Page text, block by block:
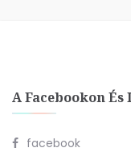
A Facebookon
facebook